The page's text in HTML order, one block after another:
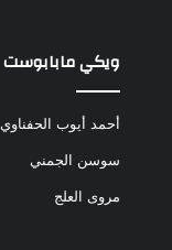
ويكي مابابوست
أحمد أيوب الحفناوي
سوسن الجمني
مروى العلج